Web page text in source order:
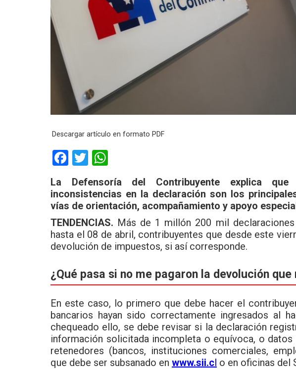
Descargar artículo en formato PDF
F
a
ce
b
o
o
k
T
tt
er
h
at
s
A
p
p
La Defensoría del Contribuyente explica
inconsistencias en la declaración son los
vías de orientación, acompañamiento y apoyo
TENDENCIAS. Más de 1 millón 200 mil
hasta el 08 de abril, contribuyentes que desde este
devolución de impuestos, si así corresponde.
¿Qué pasa si no me pagaron la devolución
En este caso, lo primero que debe hacer el
bancarios hayan sido correctamente ingresados al
chequeado ello, se debe revisar si la declaración
información solicitada incompleta o equívoca, o
retenedores (bancos, instituciones comerciales,
que debe ser subsanado en www.sii.cl o en oficinas del